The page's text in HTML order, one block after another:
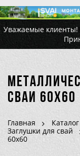
Уважаемые клиенты!
сваи 60х60
Главная
Заглушки для свай
60х60